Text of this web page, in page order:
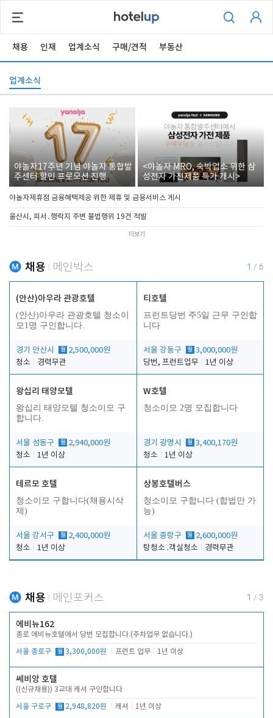
채용 인재 업계소식 구매/견적 부동산
업계소식
야놀자17주년 기념 야놀자 통합발
주센터 할인 프로모션 진행
<야놀자 MRO, 숙박업소 위한 삼
성전자 가전제품 특가 개시>
야놀자제휴점 금융혜택제공 위한 제휴 및 금융서비스 게시
울산시, 피서․행락지 주변 불법행위 19건 적발
더보기
채용 메인박스 1 / 6
(안산)아우라 관광호텔
(안산)아우라 관광호텔 청소이
모1명 구인합니다.
경기 안산시 월 2,500,000원
청소
경력무관
티호텔
프런트당번 주5일 근무 구인합
니다
서울 강동구 월 3,000,000원
당번, 프런트업무
1년 이상
왕십리 태양모텔
왕십리 태양모텔 청소이모 구
합니다.
서울 성동구 월 2,940,000원
청소
1년 이상
W호텔
청소이모 2명 모집합니다
경기 광명시 월 3,400,170원
청소
1년 이상
테르모 호텔
청소이모 구합니다(채용시삭
제)
서울 강서구 월 2,400,000원
청소
1년 이상
상봉호텔버스
청소이모 구합니다 (합법만 가
능)
서울 중랑구 월 2,600,000원
탕청소 .객실청소
경력무관
채용 메인포커스 1 / 3
에비뉴162
종로 에비뉴호텔에서 당번 모집합니다.(주차업무 없습니다.)
서울 종로구 월 3,300,000원 프런트 업무 1년 이상
쎄비앙 호텔
((신규채용)) 3교대 캐셔 구인합니다
서울 구로구 월 2,948,820원 캐셔 1년 이상